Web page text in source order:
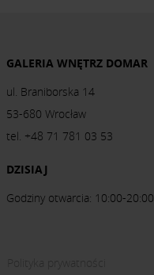
GALERIA WNĘTRZ DOMAR
ul. Braniborska 14
53-680 Wrocław
tel. +48 71 781 03 53
DZISIAJ
Godziny otwarcia: 10:00-20:00